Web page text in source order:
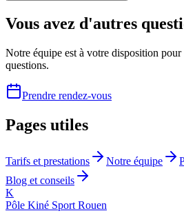
Vous avez d'autres
Notre équipe est à votre disposition pour
questions.
Prendre rendez-vous
Pages utiles
Tarifs et prestations Notre équipe
Blog et conseils
K
Pôle Kiné Sport Rouen